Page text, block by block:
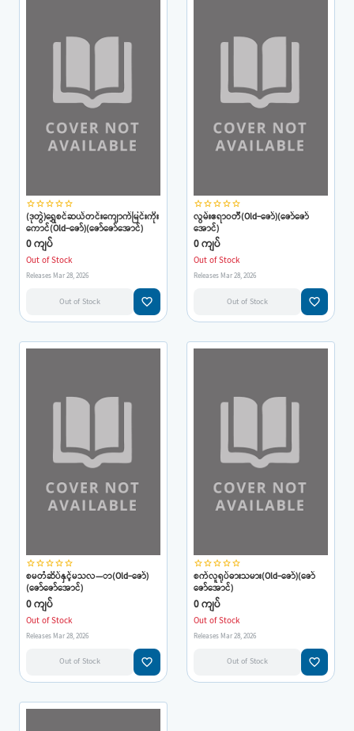
star_borderstar_borderstar_borderstar_borderstar_border
(ဒုတွဲ)ရွှေစင်ဆယ်တင်းကျောက်မြင်းကိုး
ကောင်(Old-ဇော်)(ဇော်ဇော်အောင်)
0 ကျပ်
Out of Stock
Releases Mar 28, 2026
Out of Stock favorite_border
star_borderstar_borderstar_borderstar_borderstar_border
လွမ်းဧရာဝတီ(Old-ဇော်)(ဇော်ဇော်
အောင်)
0 ကျပ်
Out of Stock
Releases Mar 28, 2026
Out of Stock favorite_border
star_borderstar_borderstar_borderstar_borderstar_border
စမတံဆိပ်နှင့်မသလ—ာ(Old-ဇော်)
(ဇော်ဇော်အောင်)
0 ကျပ်
Out of Stock
Releases Mar 28, 2026
Out of Stock favorite_border
star_borderstar_borderstar_borderstar_borderstar_border
စက်လူရုပ်ဓားသမား(Old-ဇော်)(ဇော်
ဇော်အောင်)
0 ကျပ်
Out of Stock
Releases Mar 28, 2026
Out of Stock favorite_border